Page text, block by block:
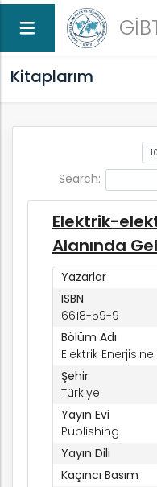
Kitaplarım
Search:
Elektrik-
Alanında
Yazarlar
ISBN
6618-59-9
Bölüm Adı
Elektrik
Şehir
Türkiye
Yayın Evi
Publishing
Yayın Dili
Kaçıncı Basım